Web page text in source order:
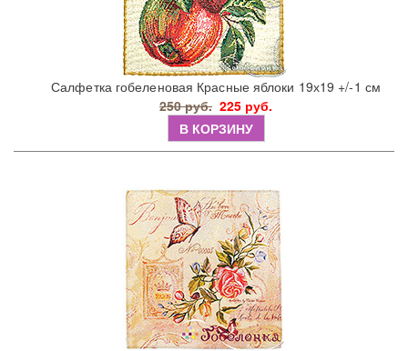
Салфетка гобеленовая Красные яблоки 19х19 +/-1 см
250 руб. 225 руб.
В КОРЗИНУ